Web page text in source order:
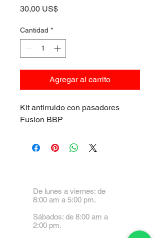
30,00 US$Precio
Cantidad *
Agregar al carrito
Kit antirruido con pasadores
Fusion BBP
De lunes a viernes: de
8:00 am a 5:00 pm.
Sábados: de 8:00 am a
2:00 pm.